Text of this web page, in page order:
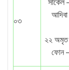
০৩
২২ অমৃত
ফোন